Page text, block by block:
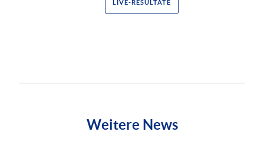
LIVE-RESULTATE
Weitere News